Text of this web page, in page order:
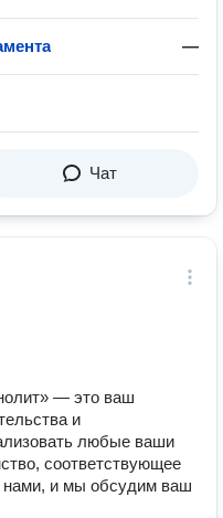
—
Чат
— это ваш
и
любые ваши
соответствующее
и мы обсудим ваш